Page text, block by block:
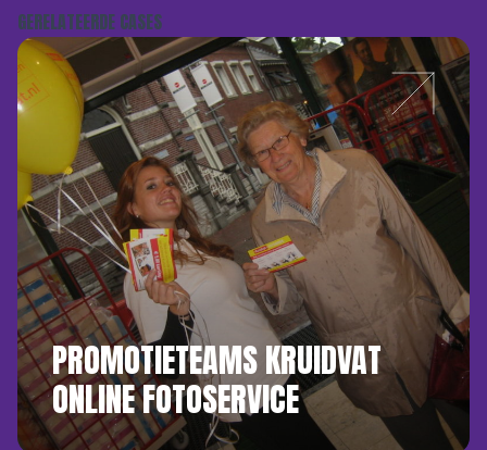
GERELATEERDE CASES
PROMOTIETEAMS KRUIDVAT
ONLINE FOTOSERVICE